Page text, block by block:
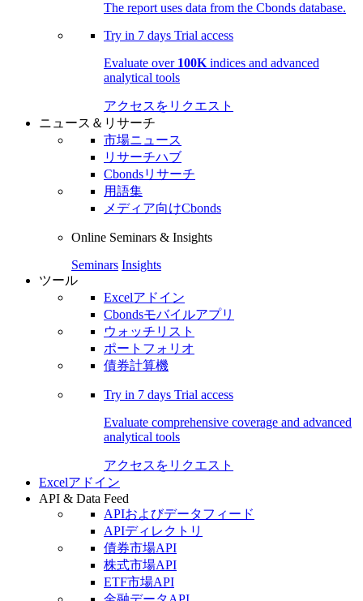
The report uses data from the Cbonds database.
Try in 7 days Trial access
Evaluate over 100K indices and advanced
analytical tools
アクセスをリクエスト
ニュース＆リサーチ
市場ニュース
リサーチハブ
Cbondsリサーチ
用語集
メディア向けCbonds
Online Seminars & Insights
Seminars Insights
ツール
Excelアドイン
Cbondsモバイルアプリ
ウォッチリスト
ポートフォリオ
債券計算機
Try in 7 days Trial access
Evaluate comprehensive coverage and advanced
analytical tools
アクセスをリクエスト
Excelアドイン
API & Data Feed
APIおよびデータフィード
APIディレクトリ
債券市場API
株式市場API
ETF市場API